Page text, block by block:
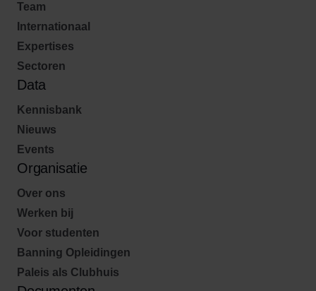
Team
Internationaal
Expertises
Sectoren
Data
Kennisbank
Nieuws
Events
Organisatie
Over ons
Werken bij
Voor studenten
Banning Opleidingen
Paleis als Clubhuis